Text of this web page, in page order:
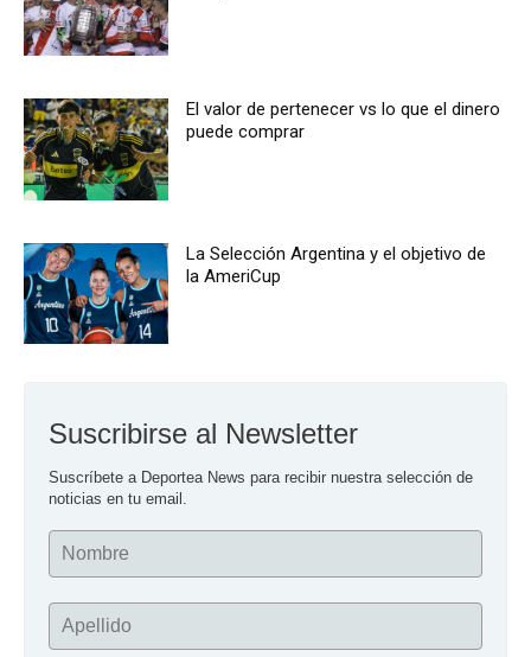
El valor de pertenecer vs lo que el dinero
puede comprar
La Selección Argentina y el objetivo de
la AmeriCup
Suscribirse al Newsletter
Suscríbete a Deportea News para recibir nuestra selección de
noticias en tu email.
Nombre
Apellido